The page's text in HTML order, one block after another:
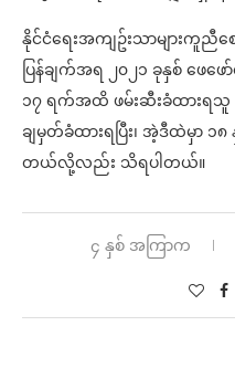
နိုင်ငံရေးအကျဥ်းသာများကူညီ
ပြန်ချက်အရ ၂၀၂၁ ခုနှစ် ဖေဖ
၁၇ ရက်အထိ ဖမ်းဆီးခံထားရသူ
ချမှတ်ခံထားရပြီး၊ အဲ့ဒီထဲမှာ
တယ်လို့လည်း သိရပါတယ်။
၄ နှစ် အကြာက